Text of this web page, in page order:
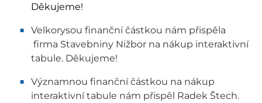
Děkujeme!
Velkorysou finanční částkou nám přispěla
firma Stavebniny Nižbor na nákup interaktivní
tabule. Děkujeme!
Významnou finanční částkou na nákup
interaktivní tabule nám přispěl Radek Štech.